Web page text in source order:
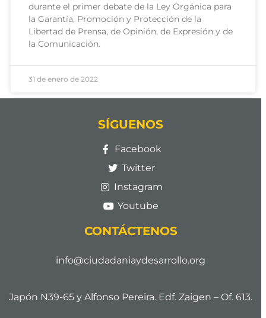
durante el primer debate de la Ley Orgánica para
la Garantía, Promoción y Protección de la
Libertad de Prensa, de Opinión, de Expresión y de
la Comunicación.
31 de enero de 2022
SÍGUENOS
Facebook
Twitter
Instagram
Youtube
CONTÁCTENOS
info@ciudadaniaydesarrollo.org
Japón N39-65 y Alfonso Pereira. Edf. Zaigen – Of. 613.